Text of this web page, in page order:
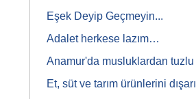
Eşek Deyip Geçmeyin...
Adalet herkese lazım…
Anamur'da musluklardan
Et, süt ve tarım ürünlerini